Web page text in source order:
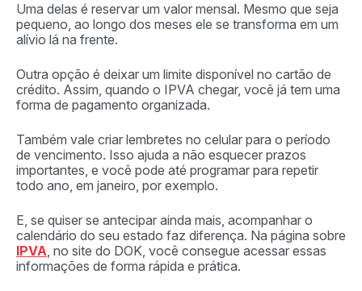
Uma delas é reservar um valor mensal. Mesmo que seja
pequeno, ao longo dos meses ele se transforma em um
alívio lá na frente.
Outra opção é deixar um limite disponível no cartão de
crédito. Assim, quando o IPVA chegar, você já tem uma
forma de pagamento organizada.
Também vale criar lembretes no celular para o período
de vencimento. Isso ajuda a não esquecer prazos
importantes, e você pode até programar para repetir
todo ano, em janeiro, por exemplo.
E, se quiser se antecipar ainda mais, acompanhar o
calendário do seu estado faz diferença. Na página sobre
IPVA, no site do DOK, você consegue acessar essas
informações de forma rápida e prática.